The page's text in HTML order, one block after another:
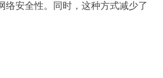
络安全性。同时，这种方式减少了